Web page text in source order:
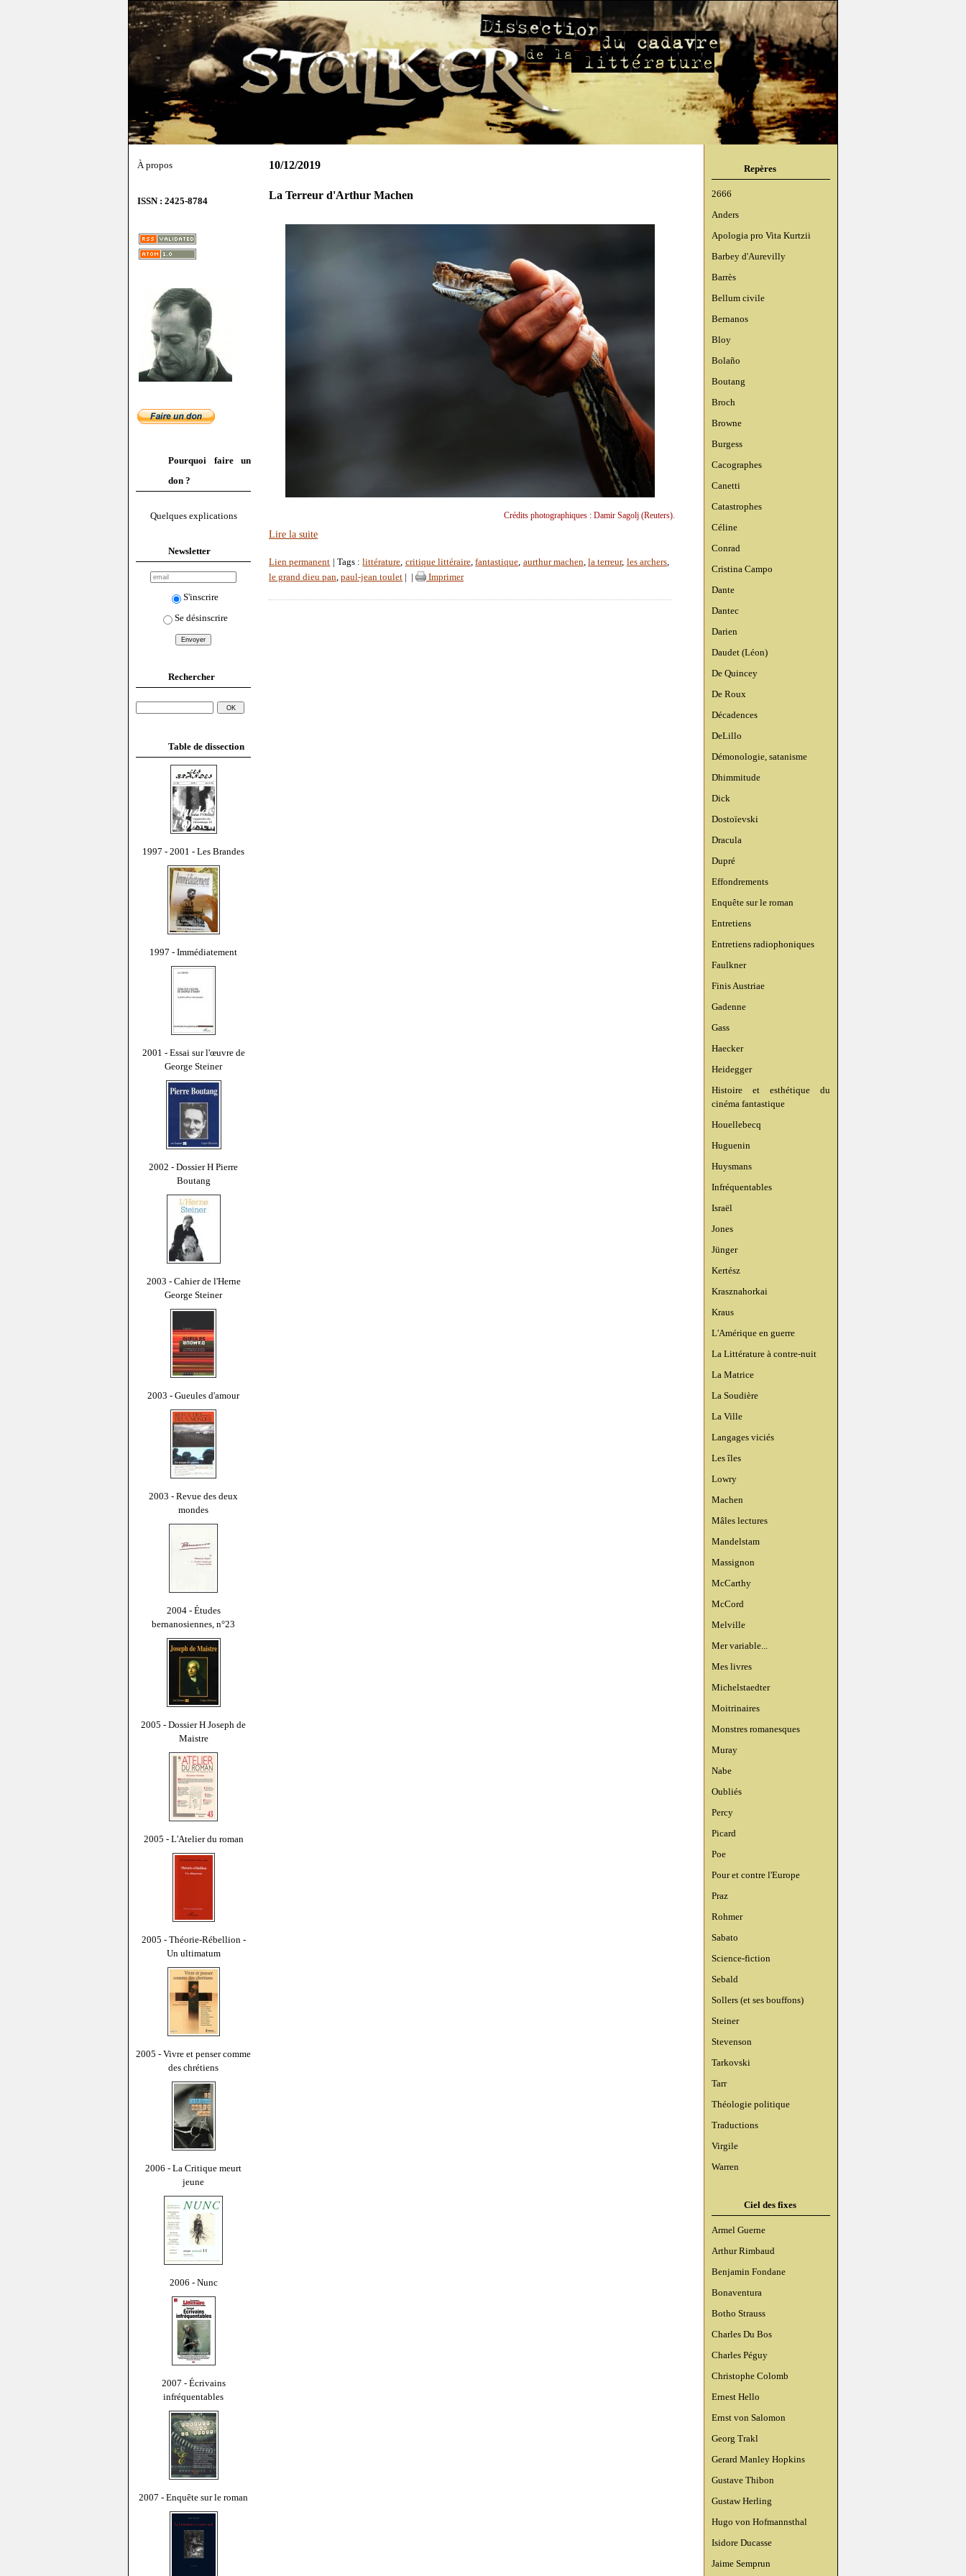
À propos
ISSN : 2425-8784
Pourquoi faire un
don ?
Quelques explications
Newsletter
S'inscrire
Se désinscrire
Rechercher
Table de dissection
1997 - 2001 - Les Brandes
1997 - Immédiatement
2001 - Essai sur l'œuvre de
George Steiner
2002 - Dossier H Pierre
Boutang
2003 - Cahier de l'Herne
George Steiner
2003 - Gueules d'amour
2003 - Revue des deux
mondes
2004 - Études
bernanosiennes, n°23
2005 - Dossier H Joseph de
Maistre
2005 - L'Atelier du roman
2005 - Théorie-Rébellion -
Un ultimatum
2005 - Vivre et penser comme
des chrétiens
2006 - La Critique meurt
jeune
2006 - Nunc
2007 - Écrivains
infréquentables
2007 - Enquête sur le roman
Repères
2666
Anders
Apologia pro Vita Kurtzii
Barbey d'Aurevilly
Barrès
Bellum civile
Bernanos
Bloy
Bolaño
Boutang
Broch
Browne
Burgess
Cacographes
Canetti
Catastrophes
Céline
Conrad
Cristina Campo
Dante
Dantec
Darien
Daudet (Léon)
De Quincey
De Roux
Décadences
DeLillo
Démonologie, satanisme
Dhimmitude
Dick
Dostoïevski
Dracula
Dupré
Effondrements
Enquête sur le roman
Entretiens
Entretiens radiophoniques
Faulkner
Finis Austriae
Gadenne
Gass
Haecker
Heidegger
Histoire et esthétique du
cinéma fantastique
Houellebecq
Huguenin
Huysmans
Infréquentables
Israël
Jones
Jünger
Kertész
Krasznahorkai
Kraus
L'Amérique en guerre
La Littérature à contre-nuit
La Matrice
La Soudière
La Ville
Langages viciés
Les îles
Lowry
Machen
Mâles lectures
Mandelstam
Massignon
McCarthy
McCord
Melville
Mer variable...
Mes livres
Michelstaedter
Moitrinaires
Monstres romanesques
Muray
Nabe
Oubliés
Percy
Picard
Poe
Pour et contre l'Europe
Praz
Rohmer
Sabato
Science-fiction
Sebald
Sollers (et ses bouffons)
Steiner
Stevenson
Tarkovski
Tarr
Théologie politique
Traductions
Virgile
Warren
Ciel des fixes
Armel Guerne
Arthur Rimbaud
Benjamin Fondane
Bonaventura
Botho Strauss
Charles Du Bos
Charles Péguy
Christophe Colomb
Ernest Hello
Ernst von Salomon
Georg Trakl
Gerard Manley Hopkins
Gustave Thibon
Gustaw Herling
Hugo von Hofmannsthal
Isidore Ducasse
Jaime Semprun
10/12/2019
La Terreur d'Arthur Machen
Crédits photographiques : Damir Sagolj (Reuters).
Lire la suite
Lien permanent | Tags :littérature, critique littéraire,fantastique, aurthur machen,la terreur, les archers,
le grand dieu pan, paul-jean toulet Imprimer